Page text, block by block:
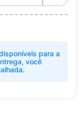
para a
você